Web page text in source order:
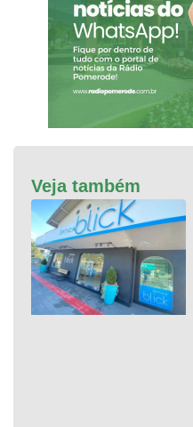
Veja também